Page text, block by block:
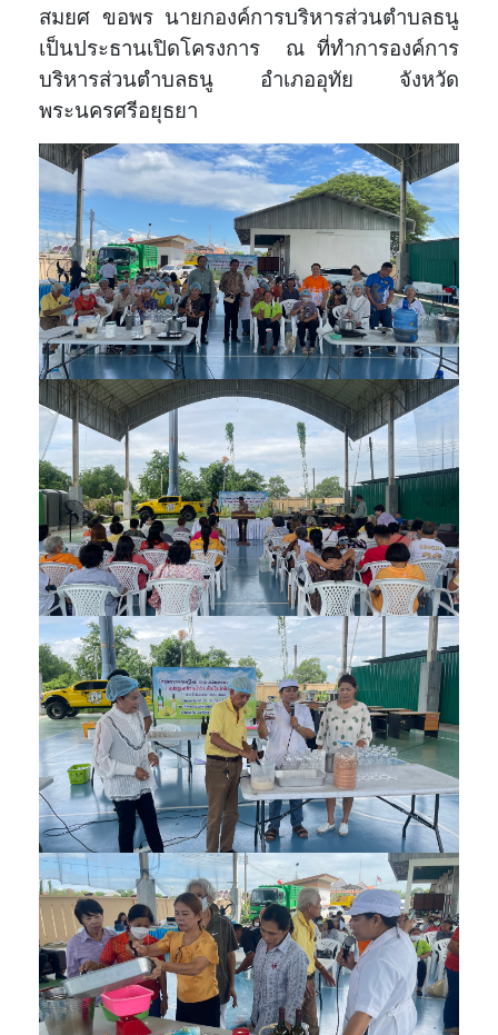
สมยศ ขอพร นายกองค์การบริหารส่วนตำบลธนู
เป็นประธานเปิดโครงการ ณ ที่ทำการองค์การ
บริหารส่วนตำบลธนู อำเภออุทัย จังหวัด
พระนครศรีอยุธยา